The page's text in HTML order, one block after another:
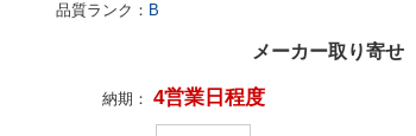
品質ランク： B
メーカー取り寄せ
納期： 4営業日程度